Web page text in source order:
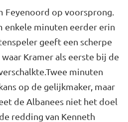
Feyenoord op voorsprong.
enkele minuten eerder erin
geeft een scherpe
Kramer als eerste bij de
minuten
op de gelijkmaker, maar
de Albanees niet het doel
redding van Kenneth